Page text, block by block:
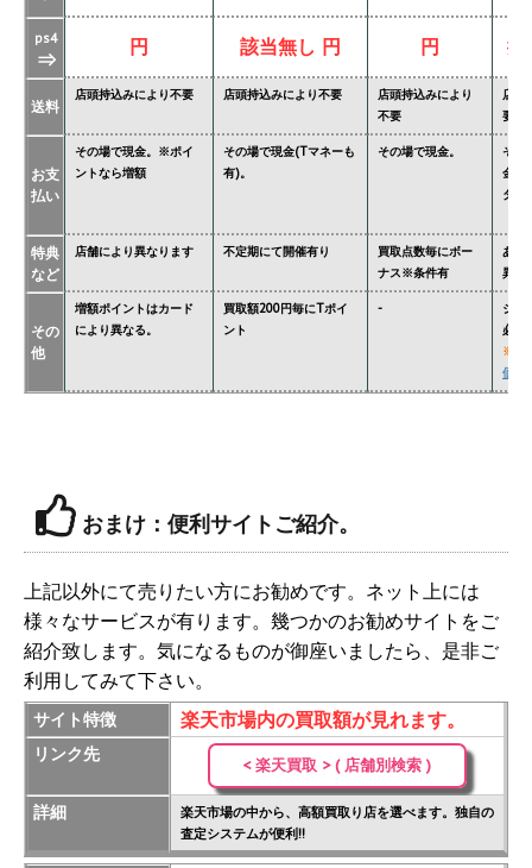
ps4
⇒ 円 該当無し 円 円 掲
送料
店頭持込みにより不要 店頭持込みにより不要
店頭持込みにより
不要
店頭
要
お支
払い
その場で現金。※ポイ
ントなら増額
その場で現金(Tマネーも
有)。
その場で現金。
その
金額
ター'
特典
など
店舗により異なります 不定期にて開催有り
買取点数毎にボー
ナス※条件有
あり
異な
その
他
増額ポイントはカード
により異なる。
買取額200円毎にTポイ
ント
-
ジョ
必要
※
価格
おまけ：便利サイトご紹介。
上記以外にて売りたい方にお勧めです。ネット上には
様々なサービスが有ります。幾つかのお勧めサイトをご
紹介致します。気になるものが御座いましたら、是非ご
利用してみて下さい。
サイト特徴 楽天市場内の買取額が見れます。
リンク先
< 楽天買取 > ( 店舗別検索 )
詳細
楽天市場の中から、高額買取り店を選べます。独自の
査定システムが便利!!